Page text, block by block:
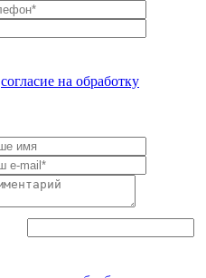
согласие на обработку